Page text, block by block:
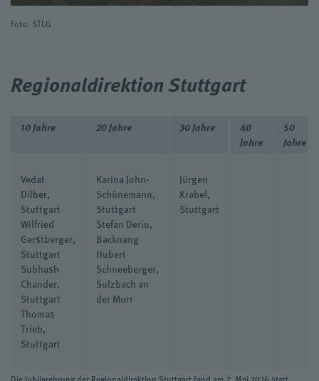
Foto: STLG
Regionaldirektion Stuttgart
10 Jahre 20 Jahre 30 Jahre
40
Jahre
50
Jahre
Vedat
Dilber,
Stuttgart
Wilfried
Gerstberger,
Stuttgart
Subhash
Chander,
Stuttgart
Thomas
Trieb,
Stuttgart
Karina John-
Schünemann,
Stuttgart
Stefan Deriu,
Backnang
Hubert
Schneeberger,
Sulzbach an
der Murr
Jürgen
Krabel,
Stuttgart